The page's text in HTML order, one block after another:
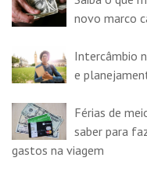
novo marco
Intercâmbio
e
Férias de
saber para
gastos na viagem